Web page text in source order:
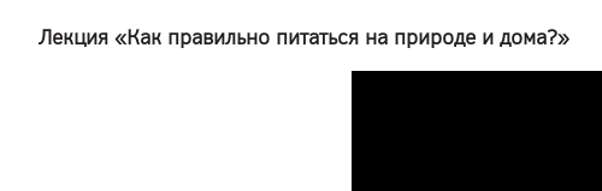
Лекция «Как правильно питаться на природе и дома?»